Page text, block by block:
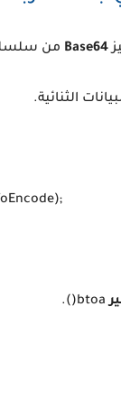
Base64 من سلسلة
الثنائية.
btoa().